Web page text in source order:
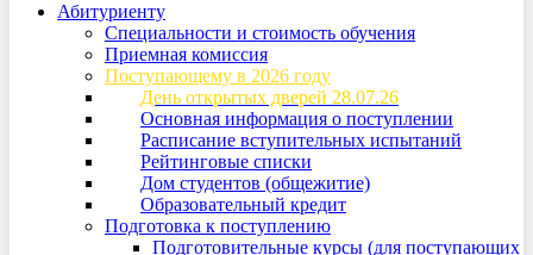
Абитуриенту
Специальности и стоимость обучения
Приемная комиссия
Поступающему в 2026 году
День открытых дверей 28.07.26
Основная информация о поступлении
Расписание вступительных испытаний
Рейтинговые списки
Дом студентов (общежитие)
Образовательный кредит
Подготовка к поступлению
Подготовительные курсы (для поступающих